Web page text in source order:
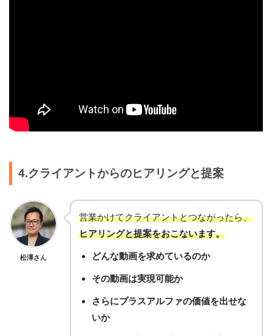
4.クライアントからのヒアリングと提案
松澤さん
営業かけてクライアントとつながったら、
ヒアリングと提案をおこないます。
どんな動画を求めているのか
その動画は実現可能か
さらにプラスアルファの価値を出せな
いか